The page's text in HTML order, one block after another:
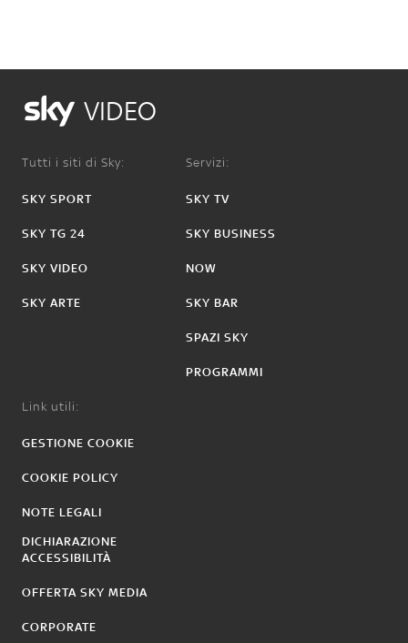
VIDEO
Tutti i siti di Sky:
SKY SPORT
SKY TG 24
SKY VIDEO
SKY ARTE
Servizi:
SKY TV
SKY BUSINESS
NOW
SKY BAR
SPAZI SKY
PROGRAMMI
Link utili:
GESTIONE COOKIE
COOKIE POLICY
NOTE LEGALI
DICHIARAZIONE
ACCESSIBILITÀ
OFFERTA SKY MEDIA
CORPORATE